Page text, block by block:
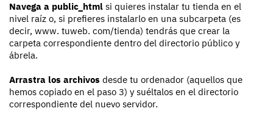
Navega a public_html si quieres instalar tu tienda en el
nivel raíz o, si prefieres instalarlo en una subcarpeta (es
decir, www. tuweb. com/tienda) tendrás que crear la
carpeta correspondiente dentro del directorio público y
ábrela.
Arrastra los archivos desde tu ordenador (aquellos que
hemos copiado en el paso 3) y suéltalos en el directorio
correspondiente del nuevo servidor.